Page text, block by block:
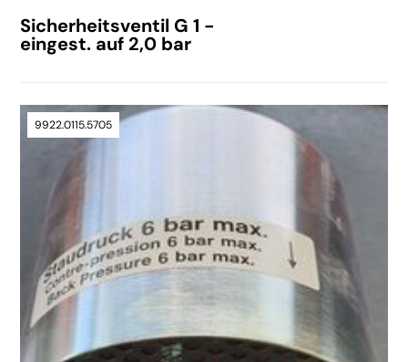
Sicherheitsventil G 1 -
eingest. auf 2,0 bar
9922.0115.5705